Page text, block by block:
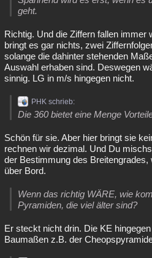
geht.
Richtig. Und die Ziffern fallen immer
bringt es gar nichts, zwei
solange die dahinter stehenden
Auswahl erhaben sind. Deswegen
sinnig. LG in m/s hingegen nicht.
PHK schrieb:
Die 360 bietet eine Menge
Schön für sie. Aber hier bringt sie
rechnen wir dezimal. Und Du
der Bestimmung des
über Bord.
Wenn das richtig WÄRE, wie
Pyramiden, die viel älter sind?
Er steckt nicht drin. Die KE
Baumaßen z.B. der